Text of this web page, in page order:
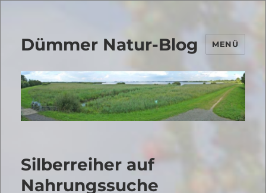
Dümmer Natur-Blog MENÜ
Silberreiher auf
Nahrungssuche